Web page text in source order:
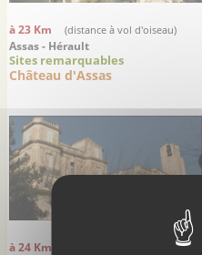
à 23 Km (distance à vol d'oiseau)
Assas - Hérault
Sites remarquables
Château d'Assas
à 24 Km (distance à vol d'oiseau)